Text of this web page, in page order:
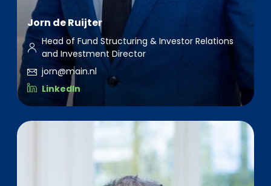
Jorn de Ruijter
Head of Fund Structuring & Investor Relations
and Investment Director
jorn@main.nl
LinkedIn